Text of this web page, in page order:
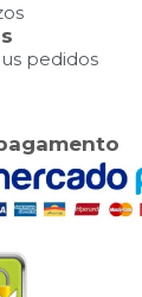
pedidos